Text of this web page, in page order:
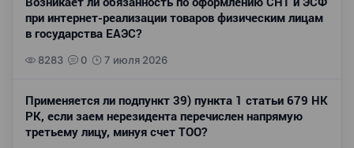
при интернет-реализации товаров физическим лицам
в государства ЕАЭС?
8283 0 7 июля 2026
Применяется ли подпункт 39) пункта 1 статьи 679 НК
РК, если заем нерезидента перечислен напрямую
третьему лицу, минуя счет ТОО?